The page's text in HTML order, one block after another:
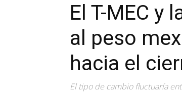
El T-MEC y
al peso
hacia el
El tipo de cambio fluctuaría